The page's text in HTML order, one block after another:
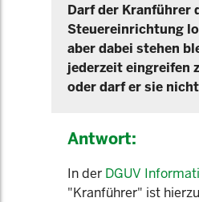
Darf der Kranführer
Steuereinrichtung
aber dabei stehen
jederzeit eingreifen
oder darf er sie
Antwort:
In der DGUV
"Kranführer" ist